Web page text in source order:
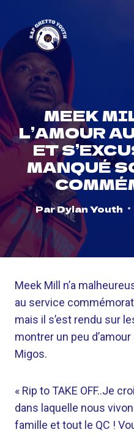
content
MEEK
L’AMOUR
ET
MANQUÉ
ParDylan Youth
Meek Mill n’a
au service
mais il s’est rendu sur
montrer un peu
Migos.
« Rip to TAKE OFF..Je
dans laquelle nous
famille et tout le QC !